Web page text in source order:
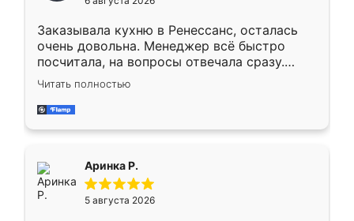
мебели буду заказывать только здесь.
Заказывала кухню в Ренессанс, осталась
очень довольна. Менеджер всё быстро
посчитала, на вопросы отвечала сразу.
Замерщик приехал в субботу, подошёл к
делу со всей ответственностью. Собрали
за день, ребята работали аккуратно, даже
Читать полностью
Аринка Р.
5 августа 2026